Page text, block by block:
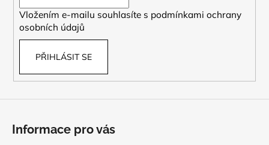
Vložením e-mailu souhlasíte s podmínkami ochrany
osobních údajů
PŘIHLÁSIT SE
Informace pro vás